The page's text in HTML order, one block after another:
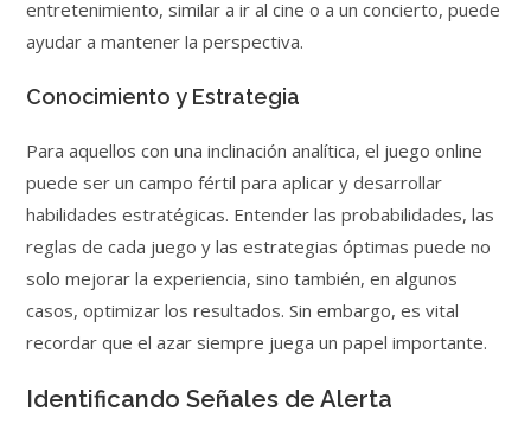
entretenimiento, similar a ir al cine o a un concierto, puede
ayudar a mantener la perspectiva.
Conocimiento y Estrategia
Para aquellos con una inclinación analítica, el juego online
puede ser un campo fértil para aplicar y desarrollar
habilidades estratégicas. Entender las probabilidades, las
reglas de cada juego y las estrategias óptimas puede no
solo mejorar la experiencia, sino también, en algunos
casos, optimizar los resultados. Sin embargo, es vital
recordar que el azar siempre juega un papel importante.
Identificando Señales de Alerta